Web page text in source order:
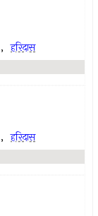
, हरिदास
, हरिदास